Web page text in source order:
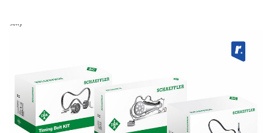
Sticky